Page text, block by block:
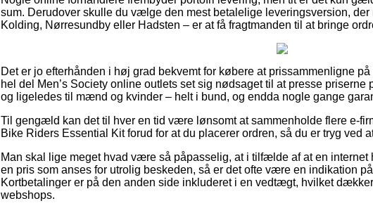
sum. Derudover skulle du vælge den mest betalelige leveringsversion,
Kolding, Nørresundby eller Hadsten – er at få fragtmanden til at bringe
Det er jo efterhånden i høj grad bekvemt for købere at prissammenligne
hel del Men’s Society online outlets set sig nødsaget til at presse
og ligeledes til mænd og kvinder – helt i bund, og endda nogle gange
Til gengæld kan det til hver en tid være lønsomt at sammenholde flere e-
Bike Riders Essential Kit forud for at du placerer ordren, så du er tryg ved
Man skal lige meget hvad være så påpasselig, at i tilfælde af at en
en pris som anses for utrolig beskeden, så er det ofte være en indikation
Kortbetalinger er på den anden side inkluderet i en vedtægt, hvilket
webshops.